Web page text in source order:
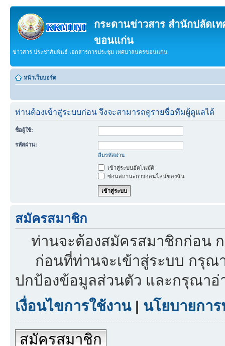
กระดานข่าวสาร สำนักปลัดเ
ขอนแก่น
ข่าวสาร ประชาสัมพันธ์ เอกสารการประชุม เทศบาลนครขอนแก่น
หน้าเว็บบอร์ด
ท่านต้องเข้าสู่ระบบก่อน จึงจะสามารถดูรายชื่อทีมผู้ดูแลได้
ชื่อผู้ใช้:
รหัสผ่าน:
ลืมรหัสผ่าน
เข้าสู่ระบบอัตโนมัติ
ซ่อนสถานะการออนไลน์ของฉัน
สมัครสมาชิก
ท่านจะต้องสมัครสมาชิกก่อน ก
ก่อนที่ท่านจะเข้าสู่ระบบ กรุณา
ปกป้องข้อมูลส่วนตัว และกรุณา
เงื่อนไขการใช้งาน| นโยบายกา
สมัครสมาชิก